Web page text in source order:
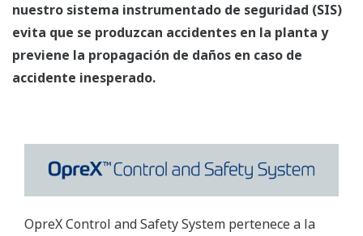
nuestro sistema instrumentado de seguridad (SIS)
evita que se produzcan accidentes en la planta y
previene la propagación de daños en caso de
accidente inesperado.
OpreX Control and Safety System pertenece a la